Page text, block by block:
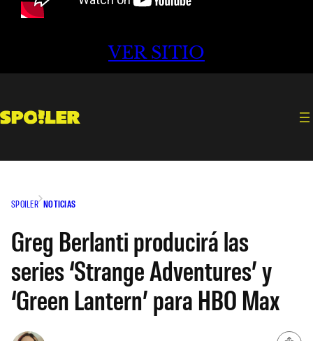
VER SITIO
SPOILER NOTICIAS
Greg Berlanti producirá las
series ‘Strange Adventures’ y
‘Green Lantern’ para HBO Max